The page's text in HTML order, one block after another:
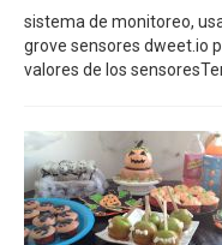
sistema de monitoreo,
grove sensores dweet.io
valores de los